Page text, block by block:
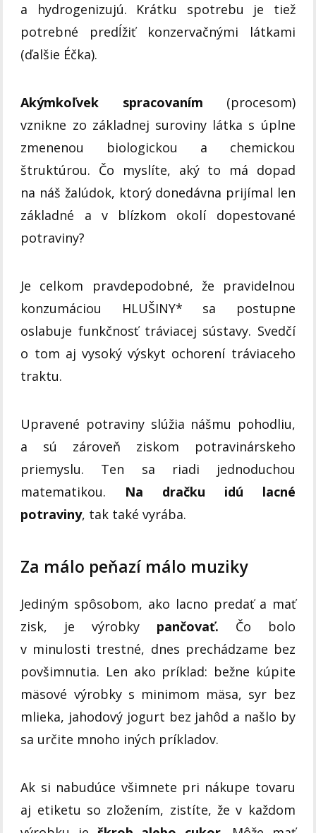
a hydrogenizujú. Krátku spotrebu je tiež
potrebné predĺžiť konzervačnými látkami
(ďalšie Éčka).
Akýmkoľvek spracovaním (procesom)
vznikne zo základnej suroviny látka s úplne
zmenenou biologickou a chemickou
štruktúrou. Čo myslíte, aký to má dopad
na náš žalúdok, ktorý donedávna prijímal len
základné a v blízkom okolí dopestované
potraviny?
Je celkom pravdepodobné, že pravidelnou
konzumáciou HLUŠINY* sa postupne
oslabuje funkčnosť tráviacej sústavy. Svedčí
o tom aj vysoký výskyt ochorení tráviaceho
traktu.
Upravené potraviny slúžia nášmu pohodliu,
a sú zároveň ziskom potravinárskeho
priemyslu. Ten sa riadi jednoduchou
matematikou. Na dračku idú lacné
potraviny, tak také vyrába.
Za málo peňazí málo muziky
Jediným spôsobom, ako lacno predať a mať
zisk, je výrobky pančovať. Čo bolo
v minulosti trestné, dnes prechádzame bez
povšimnutia. Len ako príklad: bežne kúpite
mäsové výrobky s minimom mäsa, syr bez
mlieka, jahodový jogurt bez jahôd a našlo by
sa určite mnoho iných príkladov.
Ak si nabudúce všimnete pri nákupe tovaru
aj etiketu so zložením, zistíte, že v každom